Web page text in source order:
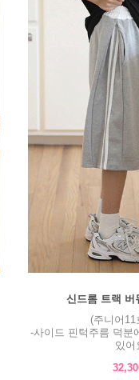
신드롬 트랙 버
(주니어11
-사이드 핀턱주름 덕분
있어